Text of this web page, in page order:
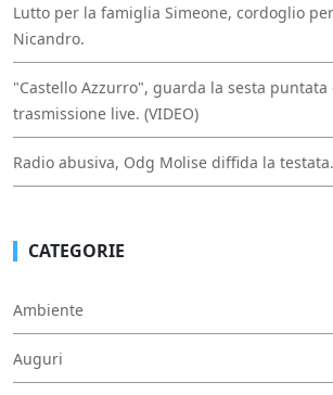
Lutto per la famiglia Simeone, cordoglio
Nicandro.
"Castello Azzurro", guarda la sesta
trasmissione live. (VIDEO)
Radio abusiva, Odg Molise diffida la testata.
CATEGORIE
Ambiente
Auguri